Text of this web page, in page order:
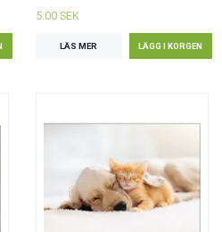
5.00 SEK
LÄS MER